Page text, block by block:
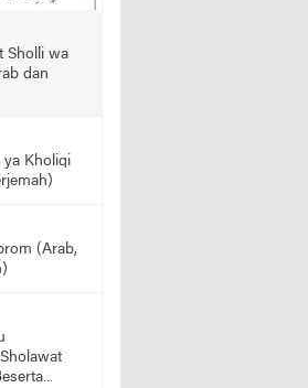
Sholli wa
dan
ya Kholiqi
(Arab,